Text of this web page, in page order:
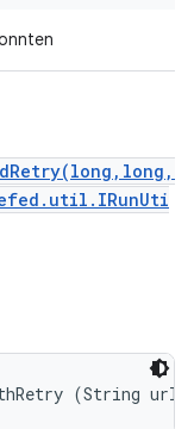
(String url)